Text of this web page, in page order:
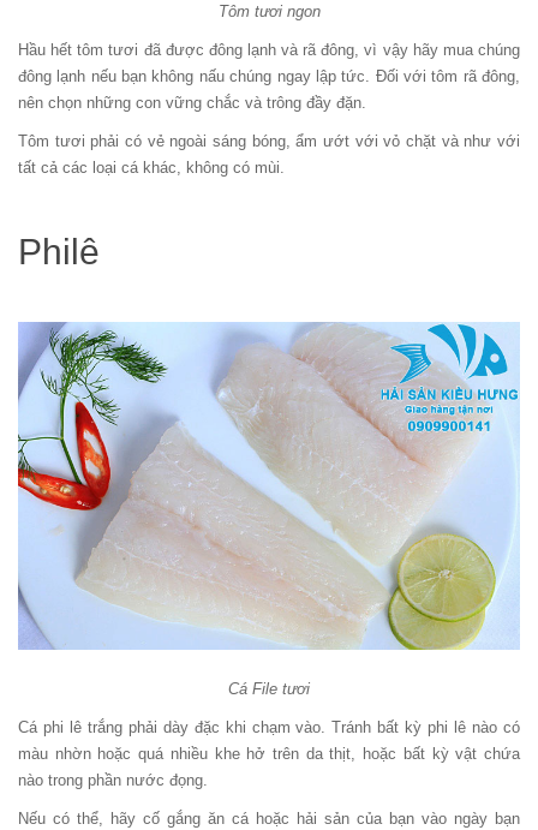
Tôm tươi ngon
Hầu hết tôm tươi đã được đông lạnh và rã đông, vì vậy hãy mua chúng
đông lạnh nếu bạn không nấu chúng ngay lập tức. Đối với tôm rã đông,
nên chọn những con vững chắc và trông đầy đặn.
Tôm tươi phải có vẻ ngoài sáng bóng, ẩm ướt với vỏ chặt và như với
tất cả các loại cá khác, không có mùi.
Philê
Cá File tươi
Cá phi lê trắng phải dày đặc khi chạm vào. Tránh bất kỳ phi lê nào có
màu nhờn hoặc quá nhiều khe hở trên da thịt, hoặc bất kỳ vật chứa
nào trong phần nước đọng.
Nếu có thể, hãy cố gắng ăn cá hoặc hải sản của bạn vào ngày bạn